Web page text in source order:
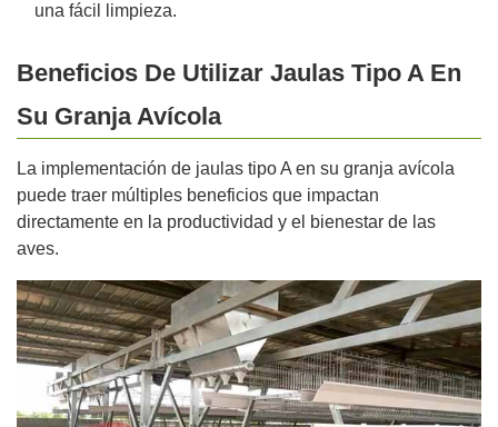
una fácil limpieza.
Beneficios De Utilizar Jaulas Tipo A En
Su Granja Avícola
La implementación de jaulas tipo A en su granja avícola
puede traer múltiples beneficios que impactan
directamente en la productividad y el bienestar de las
aves.